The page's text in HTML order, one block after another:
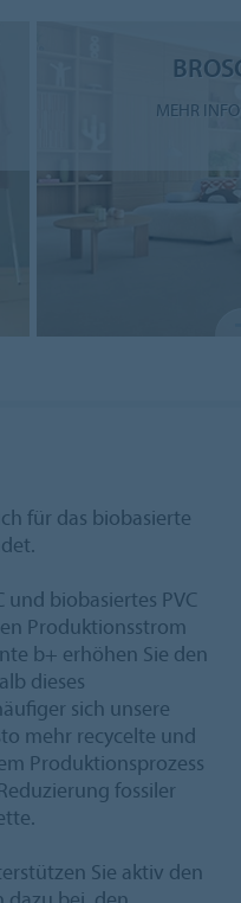
MEHR
für das biobasierte
und biobasiertes PVC
Produktionsstrom
b+ erhöhen Sie den
dieses
sich unsere
mehr recycelte und
Produktionsprozess
fossiler
Sie aktiv den